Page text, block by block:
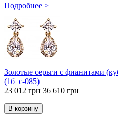
Подробнее >
Золотые серьги с фианитами
(1б_с-085)
23 012 грн 36 610 грн
В корзину